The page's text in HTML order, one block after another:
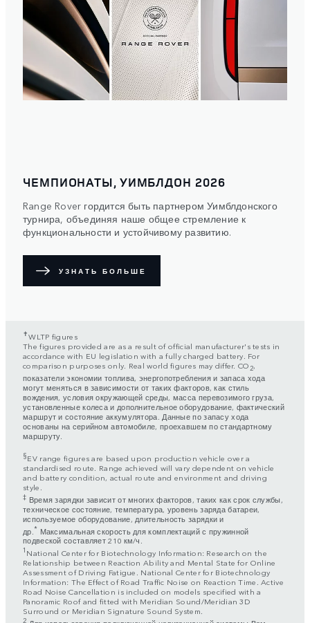
ЧЕМПИОНАТЫ, УИМБЛДОН 2026
Range Rover гордится быть партнером Уимблдонского
турнира, объединяя наше общее стремление к
функциональности и устойчивому развитию.
УЗНАТЬ БОЛЬШЕ
✝WLTP figures
The figures provided are as a result of official manufacturer's tests in
accordance with EU legislation with a fully charged battery. For
comparison purposes only. Real world figures may differ. CO 2,
показатели экономии топлива, энергопотребления и запаса хода
могут меняться в зависимости от таких факторов, как стиль
вождения, условия окружающей среды, масса перевозимого груза,
установленные колеса и дополнительное оборудование, фактический
маршрут и состояние аккумулятора. Данные по запасу хода
основаны на серийном автомобиле, проехавшем по стандартному
маршруту.
§EV range figures are based upon production vehicle over a
standardised route. Range achieved will vary dependent on vehicle
and battery condition, actual route and environment and driving
style.
‡ Время зарядки зависит от многих факторов, таких как срок службы,
техническое состояние, температура, уровень заряда батареи,
используемое оборудование, длительность зарядки и
др. * Максимальная скорость для комплектаций с пружинной
подвеской составляет 210 км/ч.
1 National Center for Biotechnology Information: Research on the
Relationship between Reaction Ability and Mental State for Online
Assessment of Driving Fatigue. National Center for Biotechnology
Information: The Effect of Road Traffic Noise on Reaction Time. Active
Road Noise Cancellation is included on models specified with a
Panoramic Roof and fitted with Meridian Sound/Meridian 3D
Surround or Meridian Signature Sound System.
2